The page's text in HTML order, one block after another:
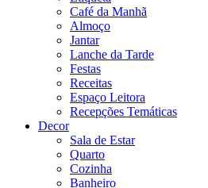
Café da Manhã
Almoço
Jantar
Lanche da Tarde
Festas
Receitas
Espaço Leitora
Recepções Temáticas
Decor
Quarto
Cozinha
Banheiro